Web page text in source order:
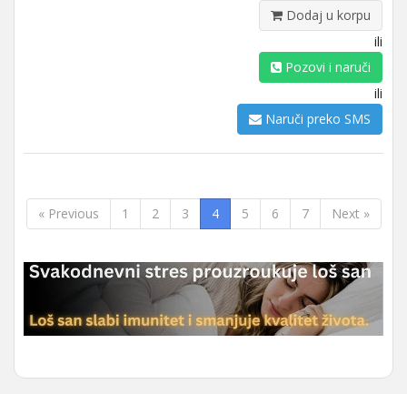
Dodaj u korpu
ili
Pozovi i naruči
ili
Naruči preko SMS
« Previous 1 2 3 4 5 6 7 Next »